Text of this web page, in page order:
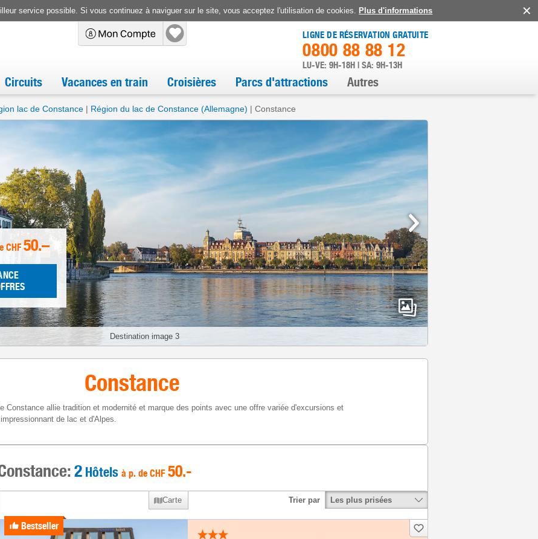
service possible. Si vous continuez à naviguer sur le site, vous acceptez l'utilisation de cookies. Plus d'informations
LIGNE DE RÉSERVATION GRATUITE
0800 88 88 12
LU-VE: 9H-18H | SA: 9H-13H
Circuits Vacances en train Croisières Parcs d'attractions Autres
lac de Constance Région du lac de Constance (Allemagne) Constance
Destination image 3
CHF 50.–
Constance
Constance allie tradition et modernité et marque des points avec une offre variée d'excursions et
de lac et d'Alpes.
2 Hôtels à p. de CHF 50.-
Carte Trier par Les plus prisées
Bestseller